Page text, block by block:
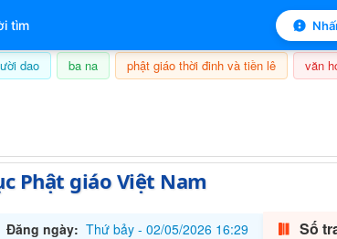
tìm
dao ba na phật giáo thời đinh và tiền lê văn
Phật giáo Việt Nam
Đăng ngày: Thứ bảy - 02/05/2026 16:29 Số